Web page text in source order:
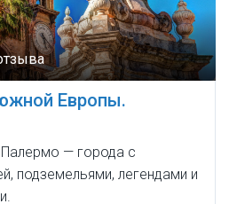
Европы.
— города с
подземельями, легендами и